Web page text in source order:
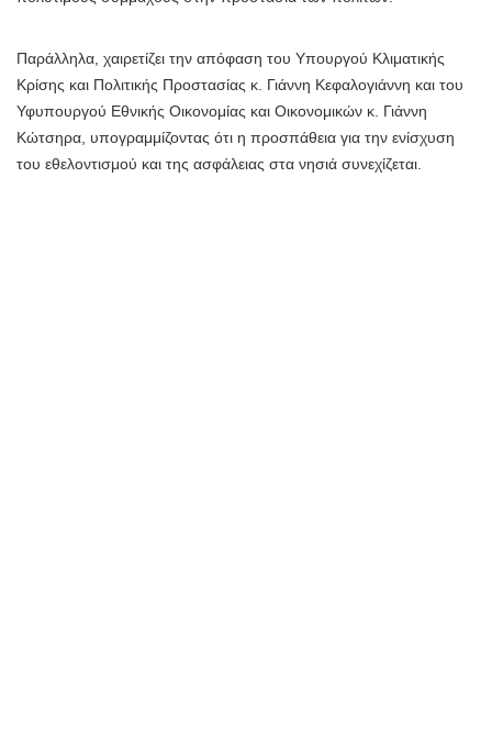
Παράλληλα, χαιρετίζει την απόφαση του Υπουργού Κλιματικής
Κρίσης και Πολιτικής Προστασίας κ. Γιάννη Κεφαλογιάννη και του
Υφυπουργού Εθνικής Οικονομίας και Οικονομικών κ. Γιάννη
Κώτσηρα, υπογραμμίζοντας ότι η προσπάθεια για την ενίσχυση
του εθελοντισμού και της ασφάλειας στα νησιά συνεχίζεται.